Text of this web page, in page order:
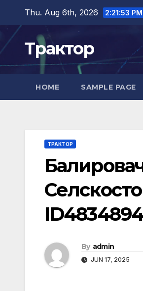
content
Thu. Aug 6th, 2026 2:21:54 PM
Трактор
HOME SAMPLE PAGE
ТРАКТОР
By admin
JUN 17, 2025